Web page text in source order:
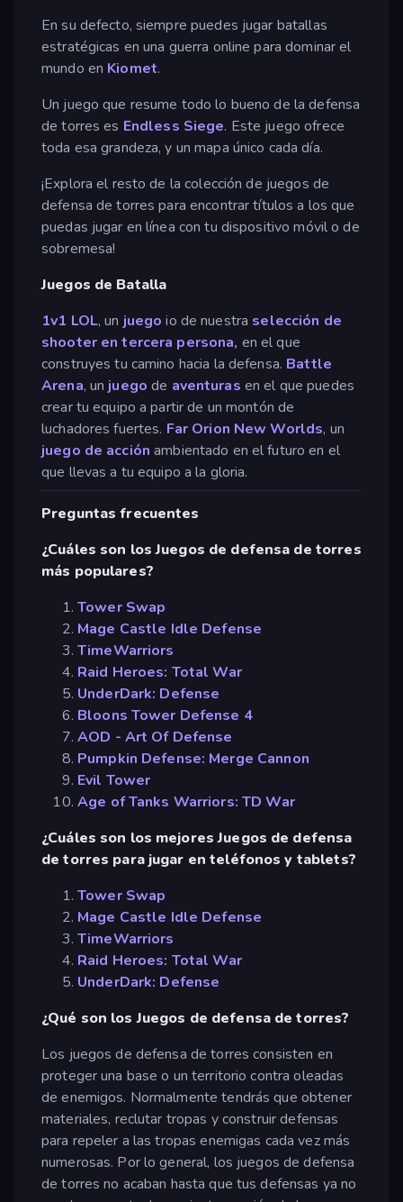
En su defecto, siempre puedes jugar batallas
estratégicas en una guerra online para dominar el
mundo en Kiomet.
Un juego que resume todo lo bueno de la defensa
de torres es Endless Siege. Este juego ofrece
toda esa grandeza, y un mapa único cada día.
¡Explora el resto de la colección de juegos de
defensa de torres para encontrar títulos a los que
puedas jugar en línea con tu dispositivo móvil o de
sobremesa!
Juegos de Batalla
1v1 LOL, un juego io de nuestra selección de
shooter en tercera persona, en el que
construyes tu camino hacia la defensa. Battle
Arena, un juego de aventuras en el que puedes
crear tu equipo a partir de un montón de
luchadores fuertes. Far Orion New Worlds, un
juego de acción ambientado en el futuro en el
que llevas a tu equipo a la gloria.
Preguntas frecuentes
¿Cuáles son los Juegos de defensa de torres
más populares?
Tower Swap
Mage Castle Idle Defense
TimeWarriors
Raid Heroes: Total War
UnderDark: Defense
Bloons Tower Defense 4
AOD - Art Of Defense
Pumpkin Defense: Merge Cannon
Evil Tower
Age of Tanks Warriors: TD War
¿Cuáles son los mejores Juegos de defensa
de torres para jugar en teléfonos y tablets?
Tower Swap
Mage Castle Idle Defense
TimeWarriors
Raid Heroes: Total War
UnderDark: Defense
¿Qué son los Juegos de defensa de torres?
Los juegos de defensa de torres consisten en
proteger una base o un territorio contra oleadas
de enemigos. Normalmente tendrás que obtener
materiales, reclutar tropas y construir defensas
para repeler a las tropas enemigas cada vez más
numerosas. Por lo general, los juegos de defensa
de torres no acaban hasta que tus defensas ya no